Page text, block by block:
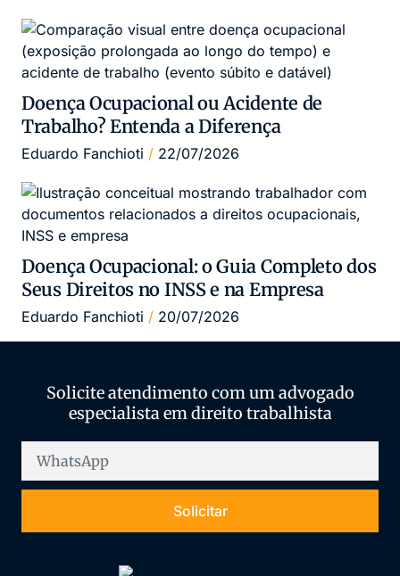
Doença Ocupacional ou Acidente de
Trabalho? Entenda a Diferença
Eduardo Fanchioti 22/07/2026
Doença Ocupacional: o Guia Completo dos
Seus Direitos no INSS e na Empresa
Eduardo Fanchioti 20/07/2026
Solicite atendimento com um advogado
especialista em direito trabalhista
Solicitar